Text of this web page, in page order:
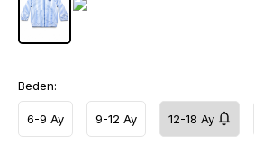
Beden:
6-9 Ay 9-12 Ay 12-18 Ay